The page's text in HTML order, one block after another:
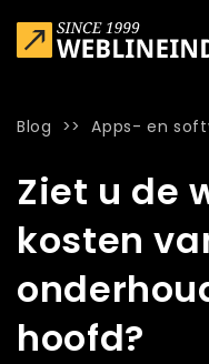
Blog >>Apps- en
Ziet u de
kosten
hoofd?